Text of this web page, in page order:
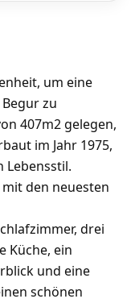
um eine
zu
407m2 gelegen,
im Jahr 1975,
den neuesten
drei
Küche, ein
und eine
schönen